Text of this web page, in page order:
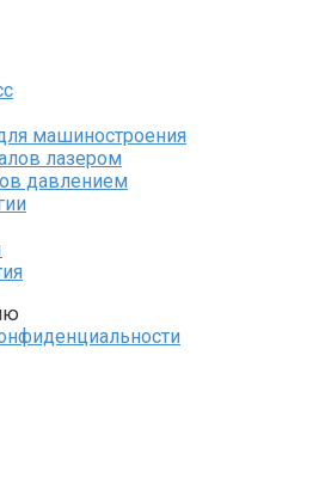
машиностроения
лазером
давлением